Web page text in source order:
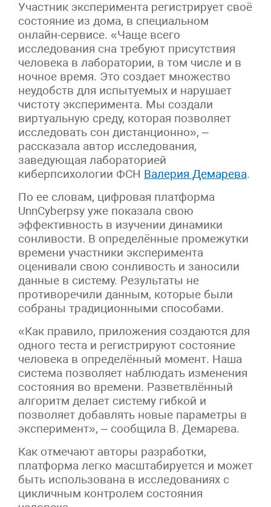
Участник эксперимента регистрирует своё
состояние из дома, в специальном
онлайн-сервисе. «Чаще всего
исследования сна требуют присутствия
человека в лаборатории, в том числе и в
ночное время. Это создает множество
неудобств для испытуемых и нарушает
чистоту эксперимента. Мы создали
виртуальную среду, которая позволяет
исследовать сон дистанционно», –
рассказала автор исследования,
заведующая лабораторией
киберпсихологии ФСН Валерия Демарева.
По ее словам, цифровая платформа
UnnCyberpsy уже показала свою
эффективность в изучении динамики
сонливости. В определённые промежутки
времени участники эксперимента
оценивали свою сонливость и заносили
данные в систему. Результаты не
противоречили данным, которые были
собраны традиционными способами.
«Как правило, приложения создаются для
одного теста и регистрируют состояние
человека в определённый момент. Наша
система позволяет наблюдать изменения
состояния во времени. Разветвлённый
алгоритм делает систему гибкой и
позволяет добавлять новые параметры в
эксперимент», – сообщила В. Демарева.
Как отмечают авторы разработки,
платформа легко масштабируется и может
быть использована в исследованиях с
цикличным контролем состояния